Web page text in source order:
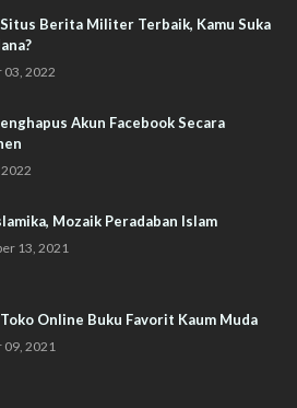
Berita Militer Terbaik, Kamu Suka
03, 2022
Akun Facebook Secara
Mozaik Peradaban Islam
13, 2021
Online Buku Favorit Kaum Muda
09, 2021